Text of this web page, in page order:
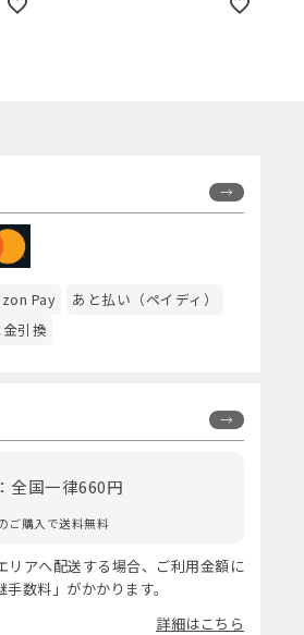
Pay
あと払い（ペイディ）
引換
全国一律660円
ご購入で送料無料
アへ配送する場合、ご利用金額に
数料」がかかります。
詳細はこちら